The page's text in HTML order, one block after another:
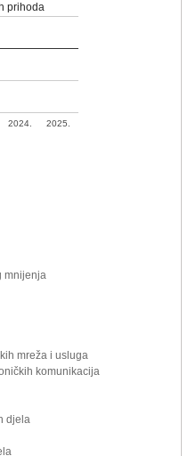
prihoda
2024. 2025.
mnijenja
mreža i usluga
komunikacija
djela